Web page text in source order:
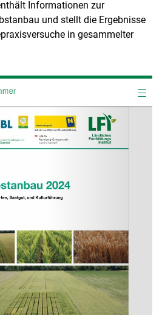
Informationen zur
und stellt die Ergebnisse
in gesammelter